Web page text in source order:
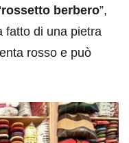
rossetto berbero”,
fatto di una pietra
rosso e può